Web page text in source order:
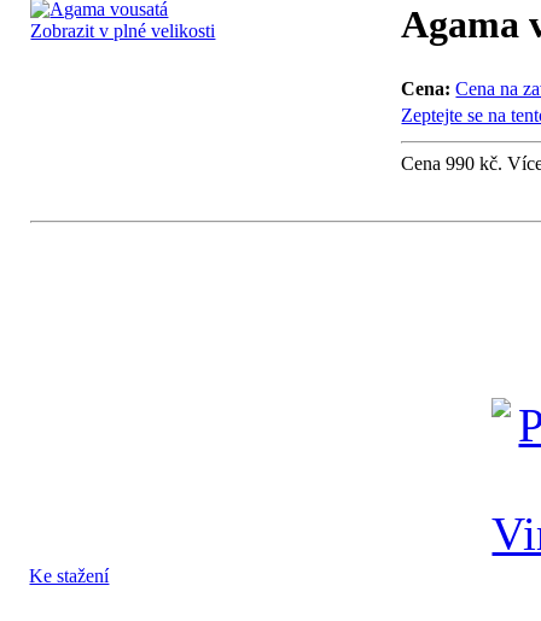
Zobrazit v plné velikosti Agama
Cena:Cena na
Zeptejte se na
Cena 990 kč.
Ke stažení